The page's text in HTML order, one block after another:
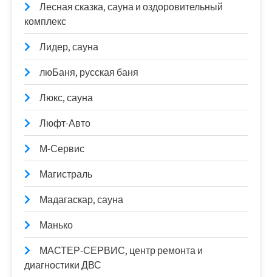
Лесная сказка, сауна и оздоровительный
комплекс
Лидер, сауна
люБаня, русская баня
Люкс, сауна
Люфт-Авто
М-Сервис
Магистраль
Мадагаскар, сауна
Манько
МАСТЕР-СЕРВИС, центр ремонта и
диагностики ДВС